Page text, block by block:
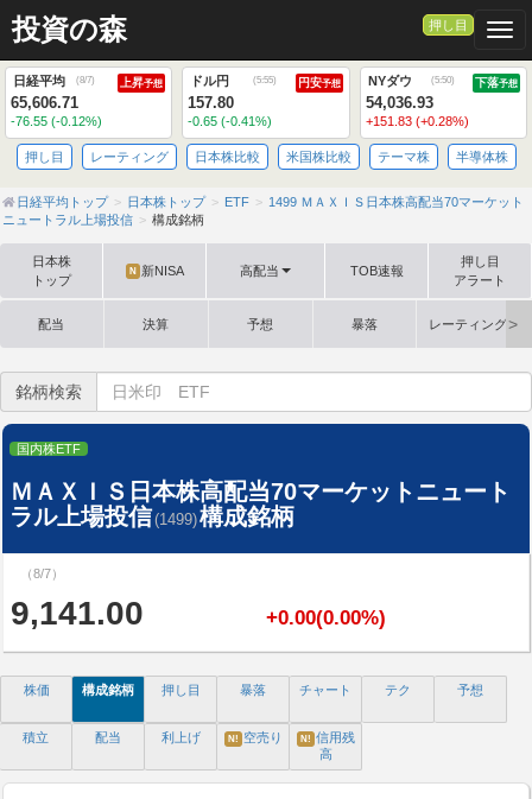
投資の森 押し目
日経平均 (8/7) 上昇予想
65,606.71
-76.55 (-0.12%)
ドル円 (5:55) 円安予想
157.80
-0.65 (-0.41%)
NYダウ (5:50) 下落予想
54,036.93
+151.83 (+0.28%)
押し目 レーティング 日本株比較 米国株比較 テーマ株 半導体株
日経平均トップ 日本株トップ ETF
1499 ＭＡＸＩＳ日本株高配当70マーケット
ニュートラル上場投信
構成銘柄
日本株
トップ
N 新NISA 高配当 TOB速報
押し目
アラート
配当 決算 予想 暴落 レーティング格
銘柄検索
国内株ETF
ＭＡＸＩＳ日本株高配当70マーケットニュート
ラル上場投信(1499)構成銘柄
（8/7）
9,141.00 +0.00(0.00%)
株価 構成銘柄 押し目 暴落 チャート テク 予想
積立 配当 利上げ N! 空売り N! 信用残
高